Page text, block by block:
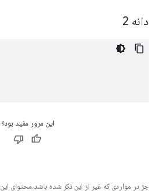
دانه 2
این مرور مفید بود؟
جز در مواردی که غیر از این ذکر شده باشد،‌محتوای